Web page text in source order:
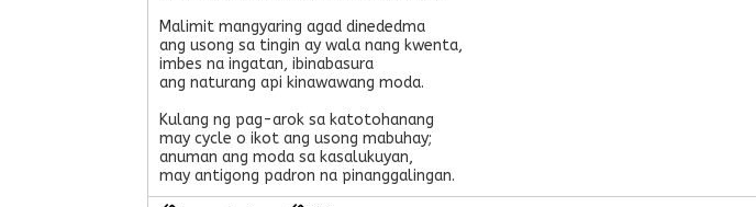
Malimit mangyaring agad dinededma
ang usong sa tingin ay wala nang kwenta,
imbes na ingatan, ibinabasura
ang naturang api kinawawang moda.
Kulang ng pag-arok sa katotohanang
may cycle o ikot ang usong mabuhay;
anuman ang moda sa kasalukuyan,
may antigong padron na pinanggalingan.